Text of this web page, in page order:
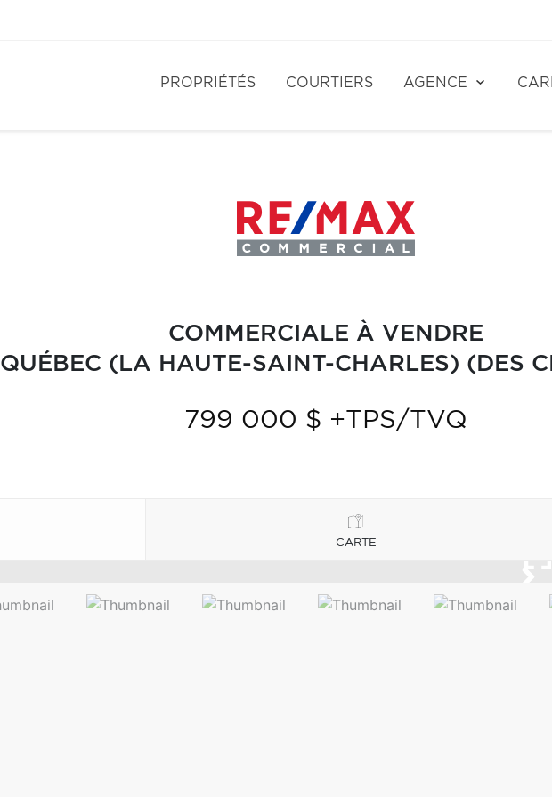
PROPRIÉTÉS COURTIERS AGENCE
COMMERCIALE À VENDRE
QUÉBEC (LA HAUTE-SAINT-CHARLES) (DES
799 000 $ +TPS/TVQ
CARTE